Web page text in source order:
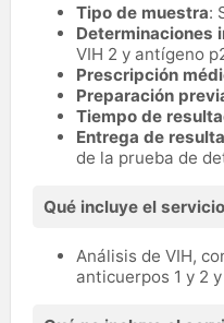
Tipo de muestra:
Determinaciones
VIH 2 y antígeno
Prescripción
Preparación
Tiempo de
Entrega de
de la prueba de
Qué incluye el
Análisis de VIH,
anticuerpos 1 y 2